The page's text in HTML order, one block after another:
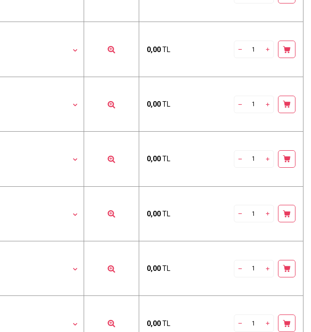
0,00TL
0,00TL
0,00TL
0,00TL
0,00TL
0,00TL